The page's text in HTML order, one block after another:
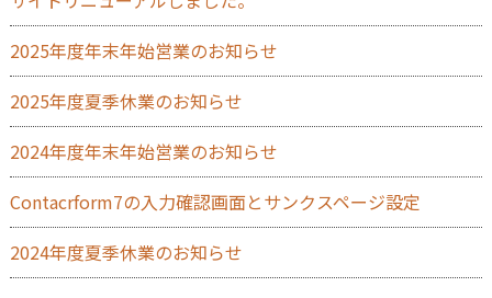
2025年度年末年始営業のお知らせ
2025年度夏季休業のお知らせ
2024年度年末年始営業のお知らせ
Contacrform7の入力確認画面とサンクスページ設定
2024年度夏季休業のお知らせ